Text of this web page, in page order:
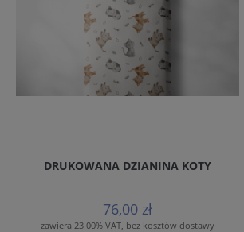
DRUKOWANA DZIANINA KOTY
76,00 zł
zawiera 23.00% VAT, bez kosztów dostawy